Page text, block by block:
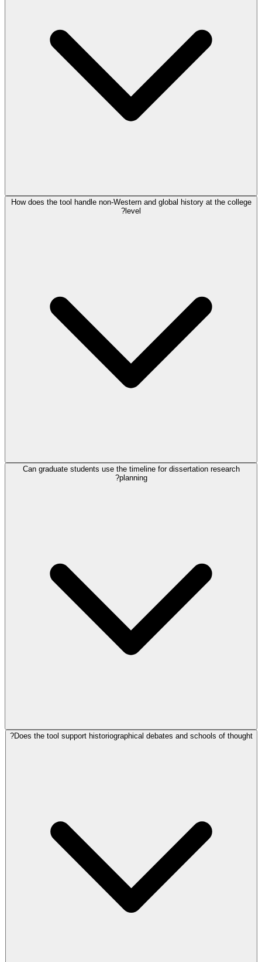
How does the tool handle non-Western and global history at the college
level?
Can graduate students use the timeline for dissertation research
planning?
Does the tool support historiographical debates and schools of thought?